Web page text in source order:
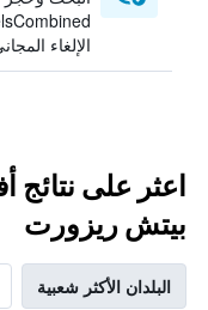
الإلغاء
اعثر على
بيتش ريزورت
البلدان الأكثر شعبية